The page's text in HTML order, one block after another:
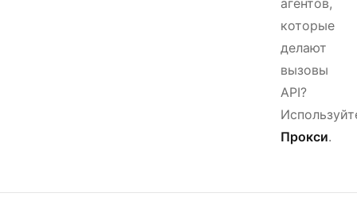
агентов,
которые
делают
вызовы
API?
Прокси.